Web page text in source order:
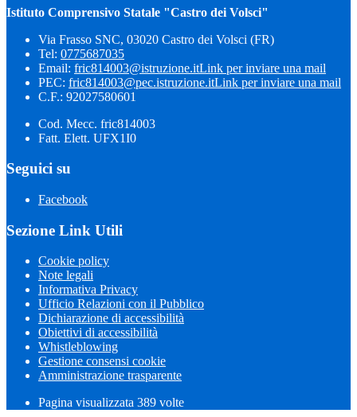
Istituto Comprensivo Statale "Castro dei Volsci"
Via Frasso SNC, 03020 Castro dei Volsci (FR)
Tel: 0775687035
Email: fric814003@istruzione.itLink per inviare una mail
PEC: fric814003@pec.istruzione.itLink per inviare una mail
C.F.: 92027580601
Cod. Mecc. fric814003
Fatt. Elett. UFX1I0
Seguici su
Facebook
Sezione Link Utili
Cookie policy
Note legali
Informativa Privacy
Ufficio Relazioni con il Pubblico
Dichiarazione di accessibilità
Obiettivi di accessibilità
Whistleblowing
Gestione consensi cookie
Amministrazione trasparente
Pagina visualizzata 389 volte